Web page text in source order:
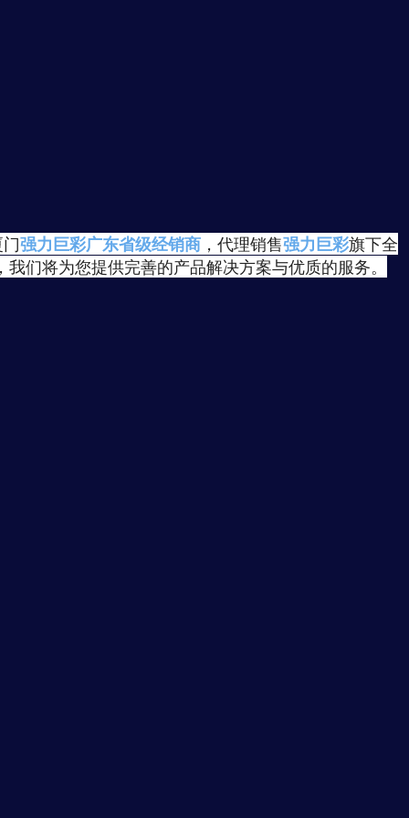
强力巨彩广东省级经销商 ，代理销售强力巨彩旗下全
们将为您提供完善的产品解决方案与优质的服务。